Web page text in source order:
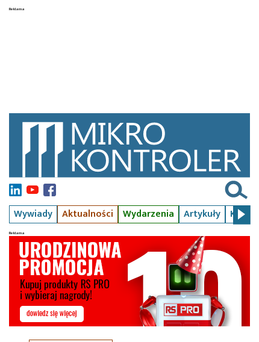
Wywiady Aktualności Wydarzenia Artykuły Kursy